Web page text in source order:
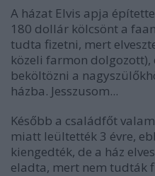
A házat Elvis apja
180 dollár kölcsönt a
tudta fizetni, mert
közeli farmon
beköltözni a
házba. Jesszusom...
Később a családfőt
miatt leültették 3 évre,
kiengedték, de a ház
eladta, mert nem tudták